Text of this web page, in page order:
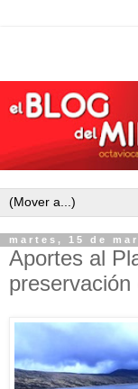
martes, 15 de
Aportes al